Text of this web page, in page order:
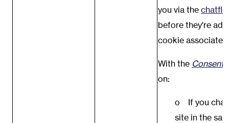
you via the
before they're
cookie
With the Consent
on:
o If you chat
site in the